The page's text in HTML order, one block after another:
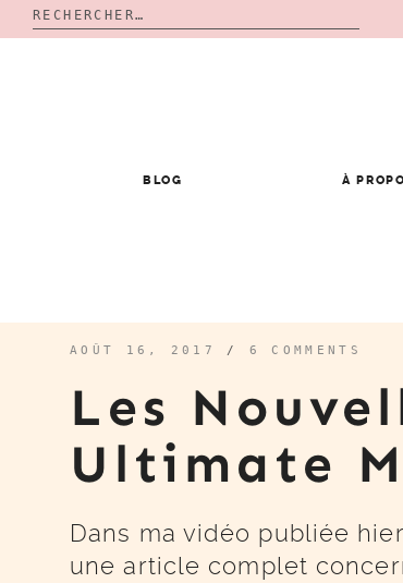
Rechercher :
BLOG À
AOÛT 16, 2017 / 6 COMMENTS
Les
Ultimate
Dans ma vidéo publiée
une article complet